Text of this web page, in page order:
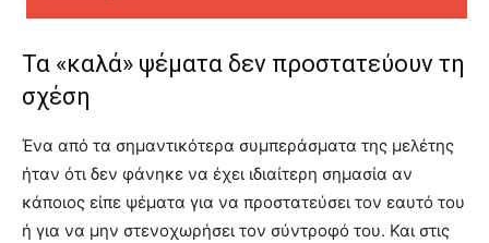
Τα «καλά» ψέματα δεν προστατεύουν τη
σχέση
Ένα από τα σημαντικότερα συμπεράσματα της μελέτης
ήταν ότι δεν φάνηκε να έχει ιδιαίτερη σημασία αν
κάποιος είπε ψέματα για να προστατεύσει τον εαυτό του
ή για να μην στενοχωρήσει τον σύντροφό του. Και στις